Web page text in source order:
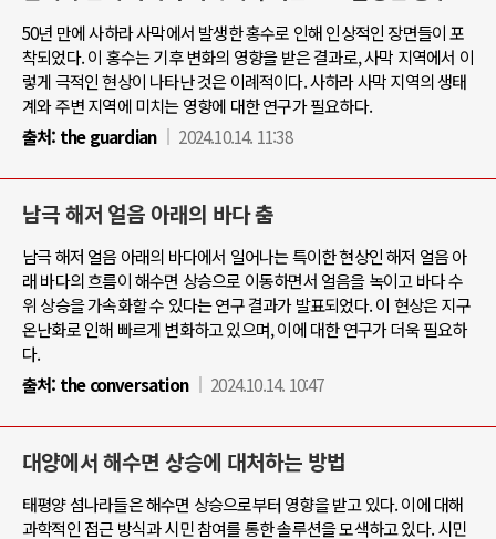
50년 만에 사하라 사막에서 발생한 홍수로 인해 인상적인 장면들이 포
착되었다. 이 홍수는 기후 변화의 영향을 받은 결과로, 사막 지역에서 이
렇게 극적인 현상이 나타난 것은 이례적이다. 사하라 사막 지역의 생태
계와 주변 지역에 미치는 영향에 대한 연구가 필요하다.
출처: the guardian 2024.10.14. 11:38
남극 해저 얼음 아래의 바다 춤
남극 해저 얼음 아래의 바다에서 일어나는 특이한 현상인 해저 얼음 아
래 바다의 흐름이 해수면 상승으로 이동하면서 얼음을 녹이고 바다 수
위 상승을 가속화할 수 있다는 연구 결과가 발표되었다. 이 현상은 지구
온난화로 인해 빠르게 변화하고 있으며, 이에 대한 연구가 더욱 필요하
다.
출처: the conversation 2024.10.14. 10:47
대양에서 해수면 상승에 대처하는 방법
태평양 섬나라들은 해수면 상승으로부터 영향을 받고 있다. 이에 대해
과학적인 접근 방식과 시민 참여를 통한 솔루션을 모색하고 있다. 시민